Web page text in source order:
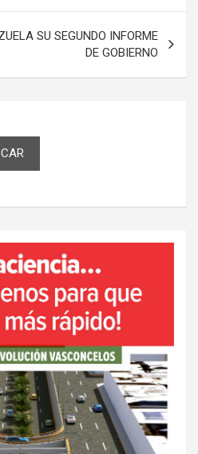
SU SEGUNDO INFORME
DE GOBIERNO